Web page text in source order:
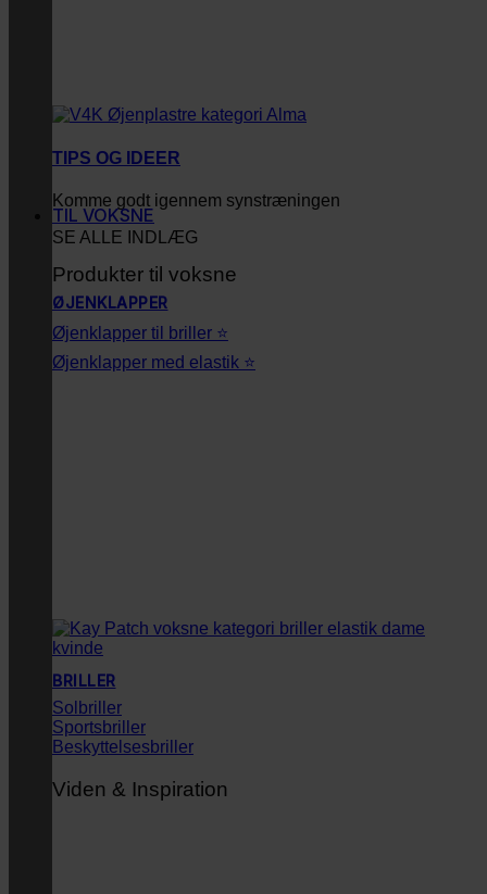
TIPS OG IDEER
Komme godt igennem synstræningen
SE ALLE INDLÆG
TIL VOKSNE
Produkter til voksne
ØJENKLAPPER
Øjenklapper til briller ⭐
Øjenklapper med elastik ⭐
BRILLER
Solbriller
Sportsbriller
Beskyttelsesbriller
Viden & Inspiration